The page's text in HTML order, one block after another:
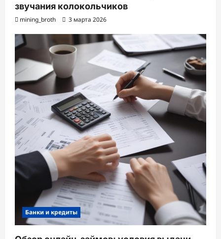
звучания колокольчиков
mining_broth 3 марта 2026
Банки и кредиты